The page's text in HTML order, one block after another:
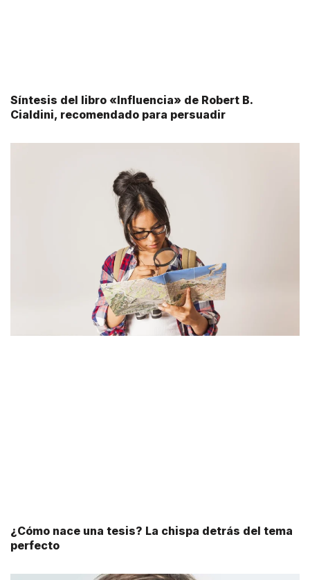
Síntesis del libro «Influencia» de Robert B.
Cialdini, recomendado para persuadir
¿Cómo nace una tesis? La chispa detrás del tema
perfecto